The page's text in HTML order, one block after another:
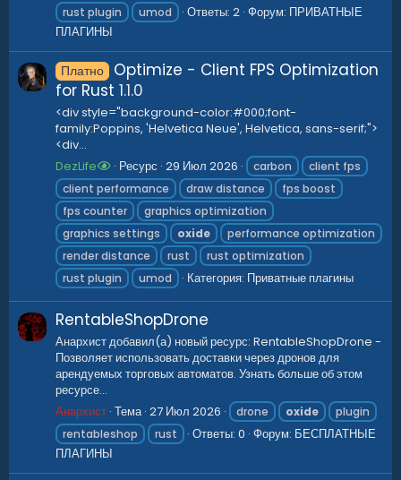
rust plugin
umod Ответы: 2 Форум: ПРИВАТНЫЕ
ПЛАГИНЫ
Платно
Optimize - Client FPS Optimization
for Rust 1.1.0
<div style="background-color:#000;font-
family:Poppins, 'Helvetica Neue', Helvetica, sans-serif;">
<div...
DezLife
Ресурс 29 Июл 2026 carbon
client fps
client performance
draw distance
fps boost
fps counter
graphics optimization
graphics settings
oxide
performance optimization
render distance
rust
rust optimization
rust plugin
umod Категория: Приватные плагины
RentableShopDrone
Анархист добавил(а) новый ресурс: RentableShopDrone -
Позволяет использовать доставки через дронов для
арендуемых торговых автоматов. Узнать больше об этом
ресурсе...
Анархист Тема 27 Июл 2026 drone oxide
plugin
rentableshop
rust Ответы: 0 Форум: БЕСПЛАТНЫЕ
ПЛАГИНЫ